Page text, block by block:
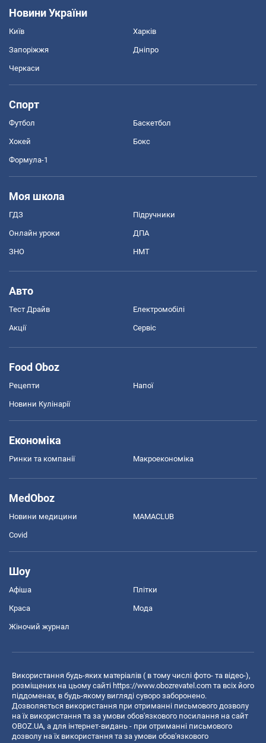
Новини України
Київ Харків
Запоріжжя Дніпро
Черкаси
Спорт
Футбол Баскетбол
Хокей Бокс
Формула-1
Моя школа
ГДЗ Підручники
Онлайн уроки ДПА
ЗНО НМТ
Авто
Тест Драйв Електромобілі
Акції Сервіс
Food Oboz
Рецепти Напої
Новини Кулінарії
Економіка
Ринки та компанії Макроекономіка
MedOboz
Новини медицини MAMACLUB
Covid
Шоу
Афіша Плітки
Краса Мода
Жіночий журнал
Використання будь-яких матеріалів ( в тому числі фото- та відео-),
розміщених на цьому сайті https://www.obozrevatel.com та всіх його
піддоменах, в будь-якому вигляді суворо заборонено.
Дозволяється використання при отриманні письмового дозволу
на їх використання та за умови обов'язкового посилання на сайт
OBOZ.UA, а для інтернет-видань - при отриманні письмового
дозволу на їх використання та за умови обов'язкового